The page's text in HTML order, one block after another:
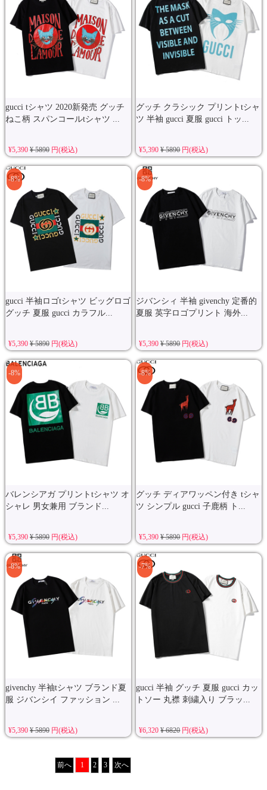
gucci tシャツ 2020新発売 グッチ
ねこ柄 スパンコールtシャツ ...
¥5,390 ¥ 5890円(税込)
グッチ クラシック プリントtシャ
ツ 半袖 gucci 夏服 gucci トッ...
¥5,390¥ 5890円(税込)
gucci 半袖ロゴtシャツ ビッグロゴ
グッチ 夏服 gucci カラフル...
-8%
¥5,390 ¥ 5890円(税込)
ジバンシィ 半袖 givenchy 定番的
夏服 英字ロゴプリント 海外...
-8%
¥5,390¥ 5890円(税込)
バレンシアガ プリントtシャツ オ
シャレ 男女兼用 ブランド...
-8%
¥5,390 ¥ 5890円(税込)
グッチ ディアワッペン付き tシャ
ツ シンプル gucci 子鹿柄 ト...
-8%
¥5,390¥ 5890円(税込)
givenchy 半袖tシャツ ブランド夏
服 ジバンシイ ファッション ...
-8%
¥5,390 ¥ 5890円(税込)
gucci 半袖 グッチ 夏服 gucci カッ
トソー 丸襟 刺繍入り ブラッ...
-7%
¥6,320¥ 6820円(税込)
前へ 1 2 3 次へ